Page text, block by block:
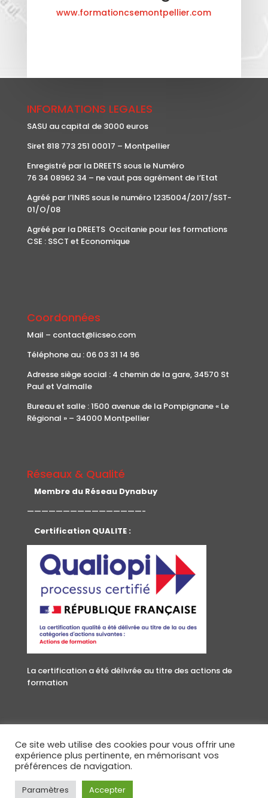
www.formationcsemontpellier.com
INFORMATIONS LEGALES
SASU au capital de 3000 euros
Siret 818 773 251 00017 – Montpellier
Enregistré par la DREETS sous le Numéro
76 34 08962 34 – ne vaut pas agrément de l’Etat
Agréé par l’INRS sous le numéro 1235004/2017/SST-
01/O/08
Agréé par la DREETS Occitanie pour les formations
CSE : SSCT et Economique
Coordonnées
Mail – contact@licseo.com
Téléphone au : 06 03 31 14 96
Adresse siège social : 4 chemin de la gare, 34570 St
Paul et Valmalle
Bureau et salle : 1500 avenue de la Pompignane « Le
Régional » – 34000 Montpellier
Réseaux & Qualité
Membre du Réseau Dynabuy
————————————————-
Certification QUALITE :
La certification a été délivrée au titre des actions de
formation
Accueil C.S.E
Ressources Humaines
Santé – Sécurité
Ce site web utilise des cookies pour vous offrir une
expérience plus pertinente, en mémorisant vos
préférences de navigation.
Paramètres Accepter